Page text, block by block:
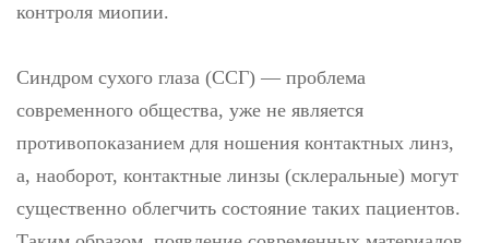
контроля миопии.
Синдром сухого глаза (ССГ) — проблема
современного общества, уже не является
противопоказанием для ношения контактных линз,
а, наоборот, контактные линзы (склеральные) могут
существенно облегчить состояние таких пациентов.